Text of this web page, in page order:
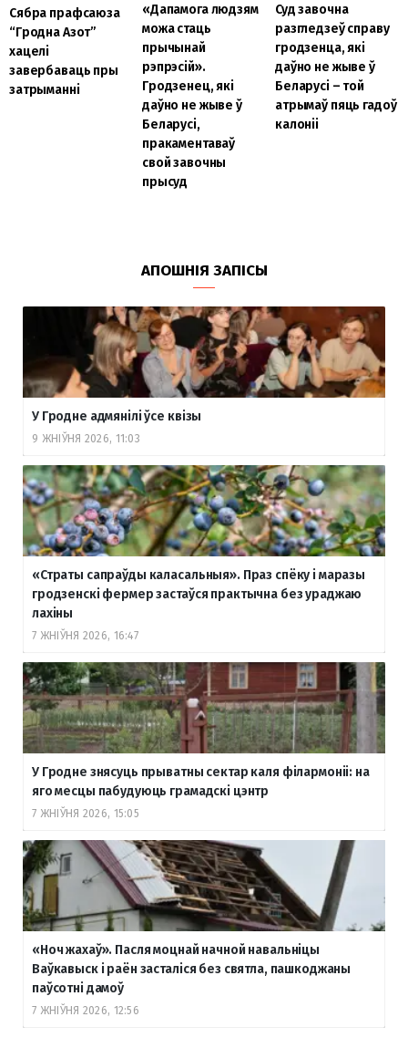
Сябра прафсаюза
“Гродна Азот”
хацелі
завербаваць пры
затрыманні
«Дапамога людзям
можа стаць
прычынай
рэпрэсій».
Гродзенец, які
даўно не жыве ў
Беларусі,
пракаментаваў
свой завочны
прысуд
Суд завочна
разгледзеў справу
гродзенца, які
даўно не жыве ў
Беларусі – той
атрымаў пяць гадоў
калоніі
АПОШНІЯ ЗАПІСЫ
У Гродне адмянілі ўсе квізы
9 ЖНІЎНЯ 2026, 11:03
«Страты сапраўды каласальныя». Праз спёку і маразы
гродзенскі фермер застаўся практычна без ураджаю
лахіны
7 ЖНІЎНЯ 2026, 16:47
У Гродне знясуць прыватны сектар каля філармоніі: на
яго месцы пабудуюць грамадскі цэнтр
7 ЖНІЎНЯ 2026, 15:05
«Ноч жахаў». Пасля моцнай начной навальніцы
Ваўкавыск і раён засталіся без святла, пашкоджаны
паўсотні дамоў
7 ЖНІЎНЯ 2026, 12:56